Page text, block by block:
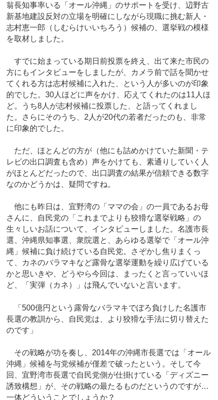
翁長知事率いる「オール沖縄」のサポートを受け、辺野古
新基地建設反対の立場を明確にしながら現職に挑む新人・
志村恵一郎（しむらけいいちろう）候補の、選挙戦の模様
を取材しました。
すでに始まっている期日前投票を終え、出て来た市民の
方にもインタビューをしましたが、カメラ前で話を聞かせ
てくれる方は志村候補に入れた、という人が多いのが印象
的でした。30人ほどに声をかけ、応えてくれたのは11人ほ
ど。うち8人が志村候補に投票した、と語ってくれまし
た。さらにそのうち、2人が20代の若者だったのも、非常
に印象的でした。
ただ、ほとんどの方が（他にも詰めかけていた新聞・テ
レビの出口調査も含め）声をかけても、素通りしていく人
がほとんどだったので、出口調査の結果が信頼できる数字
なのかどうかは、疑問ですね。
他にも昨日は、宜野湾の「ママの会」の一員であるお母
さんに、自民党の「これまでよりも狡猾な選挙戦略」の
生々しいお話について、インタビューしました。名護市長
選、沖縄県知事選、衆院選と、あらゆる選挙で「オール沖
縄」候補に負け続けている自民党。さぞかし焦りまくっ
て、カネのバラマキなど露骨な選挙運動を繰り広げている
かと思いきや、どうやら今回は、まったくと言っていいほ
ど、「実弾（カネ）」は飛んでいないと言います。
「500億円という露骨なバラマキでぼろ負けした名護市
長選の教訓から、自民党は、より狡猾な手法に切り替えた
のです」
その戦略が功を奏し、2014年の沖縄市長選では「オール
沖縄」候補を与党候補が僅差で破ったという。そして今
回、宜野湾市長選で自民党側が仕掛けている「ディズニー
誘致構想」が、その戦略の最たるものだというのですが…
一体どういうことでしょうか？